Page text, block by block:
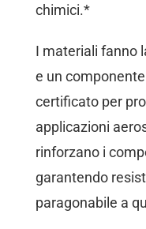
chimici.*
I materiali fanno
e un
certificato per
applicazioni
rinforzano i
garantendo
paragonabile a